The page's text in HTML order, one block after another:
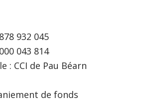
932 045
043 814
: CCI de Pau Béarn
de fonds